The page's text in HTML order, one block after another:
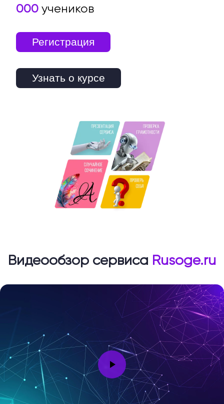
000 учеников
Регистрация
Узнать о курсе
Видеообзор сервиса Rusoge.ru